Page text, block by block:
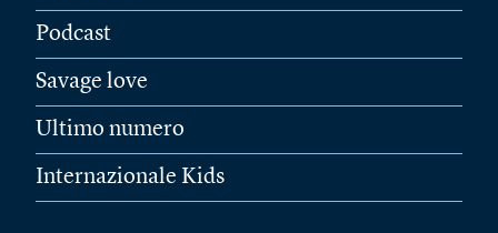
Podcast
Savage love
Ultimo numero
Internazionale Kids